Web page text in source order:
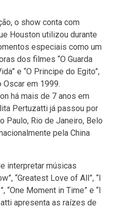
o show conta com
Houston utilizou durante
especiais como um
dos filmes “O Guarda
e “O Principe do Egito”,
em 1999.
há mais de 7 anos em
Pertuzatti já passou por
Paulo, Rio de Janeiro, Belo
pela China
interpretar músicas
“Greatest Love of All”, “I
“One Moment in Time” e “I
apresenta as raízes de